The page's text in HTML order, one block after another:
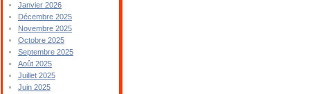
Janvier 2026
Décembre 2025
Novembre 2025
Octobre 2025
Septembre 2025
Août 2025
Juillet 2025
Juin 2025